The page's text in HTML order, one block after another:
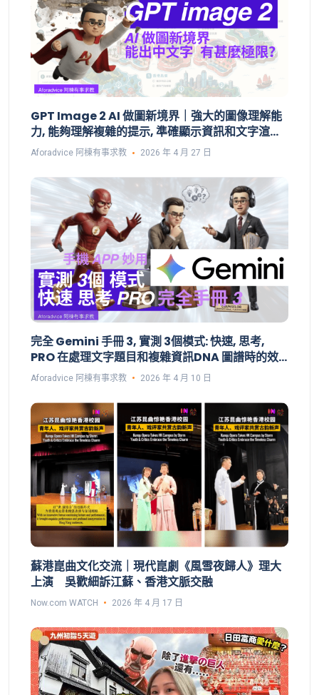
GPT Image 2 AI 做圖新境界｜強大的圖像理解能
力, 能夠理解複雜的提示, 準確顯示資訊和文字渲染,
支援繁體中文| 多圖像一致性, subject lock 準確修
Aforadvice 阿棟有事求教 2026 年 4 月 27 日
完全 Gemini 手冊 3, 實測 3個模式: 快速, 思考,
PRO 在處理文字題目和複雜資訊DNA 圖譜時的效
果，和手機 APP的語音對話情況。
Aforadvice 阿棟有事求教 2026 年 4 月 10 日
蘇港崑曲文化交流｜現代崑劇《風雪夜歸人》理大
上演 吳歡細訴江蘇、香港文脈交融
Now.com WATCH 2026 年 4 月 17 日